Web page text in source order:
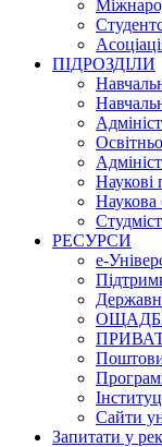
ПІДРОЗДІЛИ
Наукові
Наукова
РЕСУРСИ
е-
Сайти
Запитати у